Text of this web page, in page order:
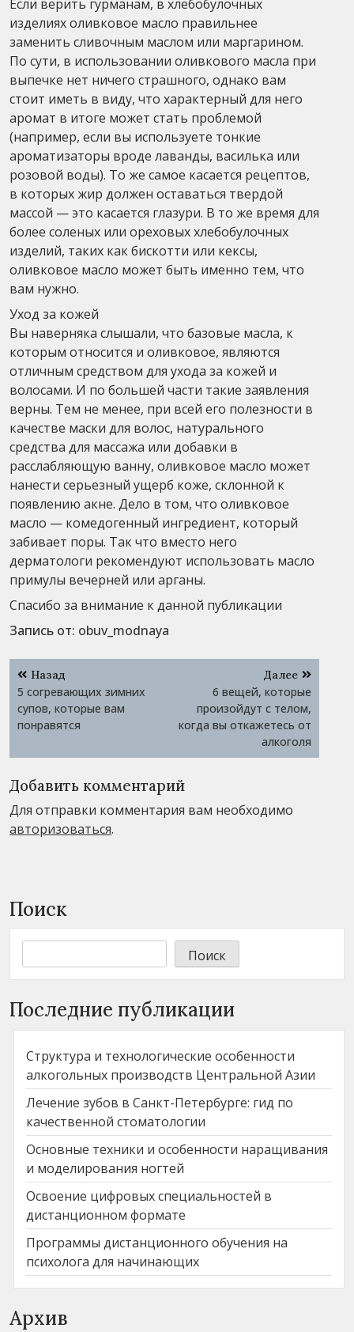
Если верить гурманам, в хлебобулочных
изделиях оливковое масло правильнее
заменить сливочным маслом или маргарином.
По сути, в использовании оливкового масла при
выпечке нет ничего страшного, однако вам
стоит иметь в виду, что характерный для него
аромат в итоге может стать проблемой
(например, если вы используете тонкие
ароматизаторы вроде лаванды, василька или
розовой воды). То же самое касается рецептов,
в которых жир должен оставаться твердой
массой — это касается глазури. В то же время для
более соленых или ореховых хлебобулочных
изделий, таких как бискотти или кексы,
оливковое масло может быть именно тем, что
вам нужно.
Уход за кожей
Вы наверняка слышали, что базовые масла, к
которым относится и оливковое, являются
отличным средством для ухода за кожей и
волосами. И по большей части такие заявления
верны. Тем не менее, при всей его полезности в
качестве маски для волос, натурального
средства для массажа или добавки в
расслабляющую ванну, оливковое масло может
нанести серьезный ущерб коже, склонной к
появлению акне. Дело в том, что оливковое
масло — комедогенный ингредиент, который
забивает поры. Так что вместо него
дерматологи рекомендуют использовать масло
примулы вечерней или арганы.
Спасибо за внимание к данной публикации
Запись от: obuv_modnaya
Навигация
по
записям
Назад
5 согревающих зимних
супов, которые вам
понравятся
Далее
6 вещей, которые
произойдут с телом,
когда вы откажетесь от
алкоголя
Добавить комментарий
Для отправки комментария вам необходимо
авторизоваться.
Поиск
Поиск
Последние публикации
Структура и технологические особенности
алкогольных производств Центральной Азии
Лечение зубов в Санкт-Петербурге: гид по
качественной стоматологии
Основные техники и особенности наращивания
и моделирования ногтей
Освоение цифровых специальностей в
дистанционном формате
Программы дистанционного обучения на
психолога для начинающих
Архив